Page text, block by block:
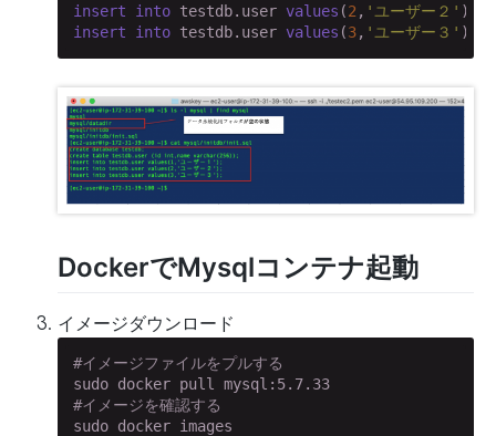
insert
into testdb.user values (2 , 'ユーザー２'
insert
into testdb.user values (3, 'ユーザー３' );
DockerでMysqlコンテナ起動
イメージダウンロード
#イメージファイルをプルする
sudo docker pull mysql:5.7.33
#イメージを確認する
sudo docker images